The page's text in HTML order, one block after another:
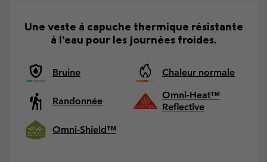
Une veste à capuche thermique résistante
à l’eau pour les journées froides.
Bruine Chaleur normale
Randonnée
Omni-Heat™
Reflective
Omni-Shield™